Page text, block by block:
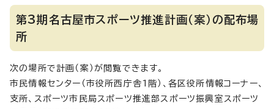
第3期名古屋市スポーツ推進計画（案）の配布場
所
次の場所で計画（案）が閲覧できます。
市民情報センター（市役所西庁舎1階）、各区役所情報コーナー、
支所、スポーツ市民局スポーツ推進部スポーツ振興室スポーツ